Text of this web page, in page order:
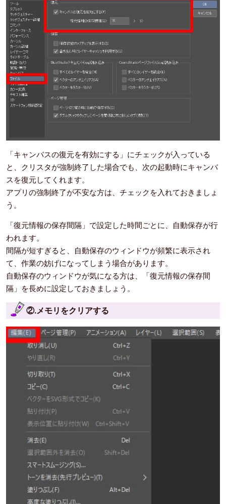
「キャンバスの復元を有効にする」にチェックが入っている
と、クリスタが強制終了した場合でも、次の起動時にキャンバ
スを復元してくれます。
アプリの強制終了が不安な方は、チェックを入れておきましょ
う。
「復元情報の保存間隔」で設定した時間ごとに、自動保存が行
われます。
間隔が短すぎると、自動保存のウィンドウが頻繁に表示され
て、作業の妨げになってしまう場合があります。
自動保存のウィンドウが気になる方は、「復元情報の保存間
隔」を長めに設定しておきましょう。
②.メモリをクリアする